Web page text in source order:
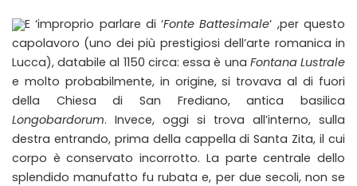
E ‘improprio parlare di ‘Fonte Battesimale‘ ,per questo
capolavoro (uno dei più prestigiosi dell’arte romanica in
Lucca), databile al 1150 circa: essa è una Fontana Lustrale
e molto probabilmente, in origine, si trovava al di fuori
della Chiesa di San Frediano, antica basilica
Longobardorum. Invece, oggi si trova all’interno, sulla
destra entrando, prima della cappella di Santa Zita, il cui
corpo è conservato incorrotto. La parte centrale dello
splendido manufatto fu rubata e, per due secoli, non se